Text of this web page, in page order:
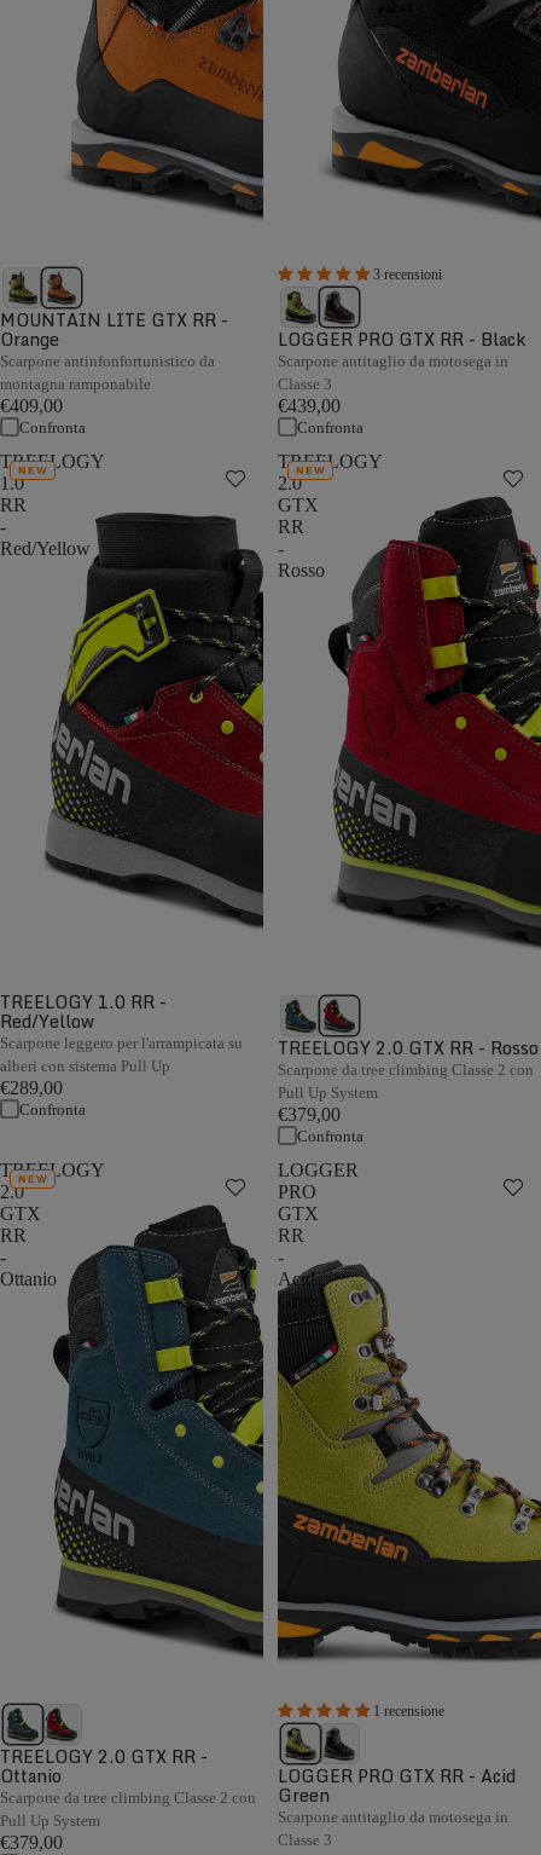
MOUNTAIN LITE GTX RR -
Orange
Scarpone antinfonfortunistico da
montagna ramponabile
€409,00
Confronta
3 recensioni
LOGGER PRO GTX RR - Black
Scarpone antitaglio da motosega in
Classe 3
€439,00
Confronta
TREELOGY
1.0
RR
-
Red/Yellow
NEW
TREELOGY 1.0 RR -
Red/Yellow
Scarpone leggero per l'arrampicata su
alberi con sistema Pull Up
€289,00
Confronta
TREELOGY
2.0
GTX
RR
-
Rosso
NEW
TREELOGY 2.0 GTX RR - Rosso
Scarpone da tree climbing Classe 2 con
Pull Up System
€379,00
Confronta
TREELOGY
2.0
GTX
RR
-
Ottanio
NEW
TREELOGY 2.0 GTX RR -
Ottanio
Scarpone da tree climbing Classe 2 con
Pull Up System
€379,00
LOGGER
PRO
GTX
RR
-
Acid
Green
1 recensione
LOGGER PRO GTX RR - Acid
Green
Scarpone antitaglio da motosega in
Classe 3